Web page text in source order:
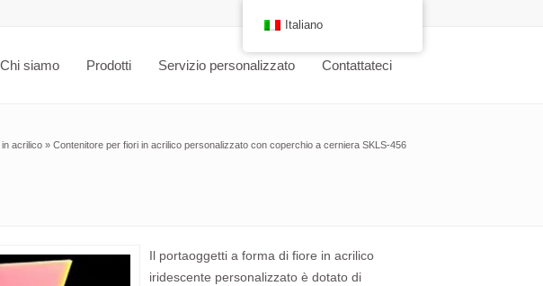
Chi siamo Prodotti Servizio personalizzato Contattateci
acrilico » Contenitore per fiori in acrilico personalizzato con coperchio a cerniera SKLS-456
Il portaoggetti a forma di fiore in acrilico
iridescente personalizzato è dotato di
Italiano